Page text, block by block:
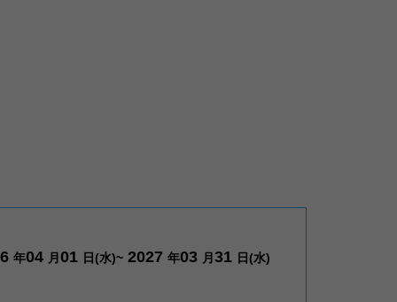
年04 月 01 日(水)~ 2027 年03 月 31 日(水)